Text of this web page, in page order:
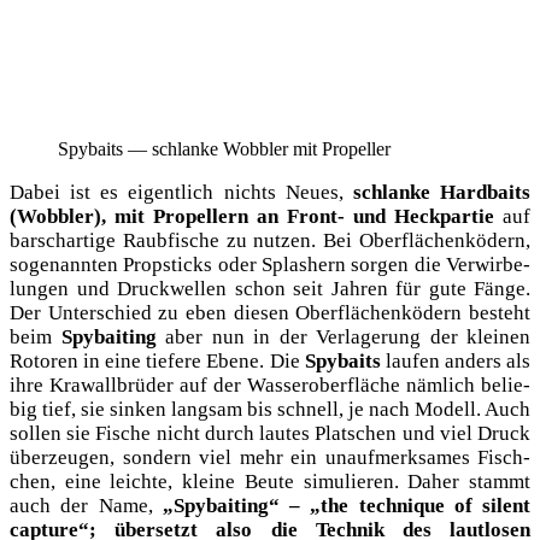
Spy­baits — schlan­ke Wob­bler mit Propeller
Dabei ist es eigent­lich nichts Neu­es, schlan­ke Hard­baits
(Wob­bler), mit Pro­pel­lern an Front- und Heck­par­tie auf
barsch­ar­ti­ge Raub­fi­sche zu nut­zen. Bei Ober­flä­chen­kö­dern,
soge­nann­ten Prop­sticks oder Splas­hern sor­gen die Ver­wir­be­
lun­gen und Druck­wel­len schon seit Jah­ren für gute Fän­ge.
Der Unter­schied zu eben die­sen Ober­flä­chen­kö­dern besteht
beim Spy­bai­ting aber nun in der Ver­la­ge­rung der klei­nen
Roto­ren in eine tie­fe­re Ebe­ne. Die Spy­baitslau­fen anders als
ihre Kra­wall­brü­der auf der Was­ser­ober­flä­che näm­lich belie­
big tief, sie sin­ken lang­sam bis schnell, je nach Modell. Auch
sol­len sie Fische nicht durch lau­tes Plat­schen und viel Druck
über­zeu­gen, son­dern viel mehr ein unauf­merk­sa­mes Fisch­
chen, eine leich­te, klei­ne Beu­te simu­lie­ren. Daher stammt
auch der Name, „Spy­bai­ting“ – „the tech­ni­que of silent
cap­tu­re“; über­setzt also die Tech­nik des laut­lo­sen